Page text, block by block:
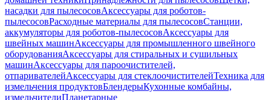
насадки для пылесосовАксессуары для роботов-
пылесосовРасходные материалы для пылесосовСтанции,
аккумуляторы для роботов-пылесосовАксессуары для
швейных машинАксессуары для промышленного швейного
оборудованияАксессуары для стиральных и сушильных
машинАксессуары для пароочистителей,
отпаривателейАксессуары для стеклоочистителейТехника для
измельчения продуктовБлендерыКухонные комбайны,
измельчителиПланетарные